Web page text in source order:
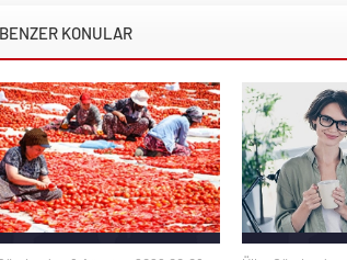
BENZER KONULAR